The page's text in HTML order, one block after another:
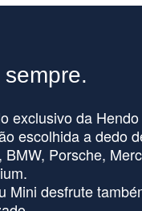
exclusivo da
escolhida a dedo
Porsche,
Mini desfrute